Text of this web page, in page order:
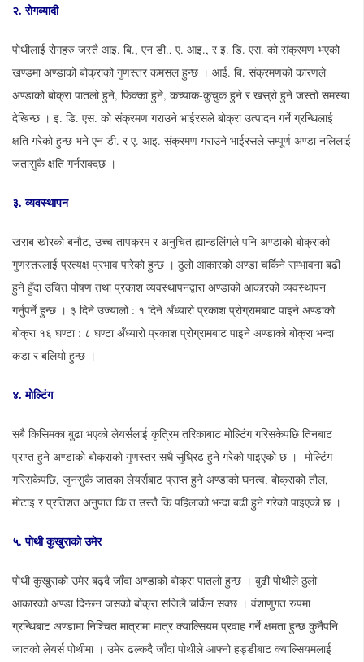
२.रोगव्यादी
पोथीलाई रोगहरु जस्तै आइ. बि., एन डी., ए. आइ., र इ. डि. एस. को संक्रमण भएको
खण्डमा अण्डाको बोक्राको गुणस्तर कमसल हुन्छ । आई. बि. संक्रमणको कारणले
अण्डाको बोक्रा पातलो हुने, फिक्का हुने, कच्याक-कुचुक हुने र खस्रो हुने जस्तो समस्या
देखिन्छ । इ. डि. एस. को संक्रमण गराउने भाईरसले बोक्रा उत्पादन गर्ने ग्रन्थिलाई
क्षति गरेको हुन्छ भने एन डी. र ए. आइ. संक्रमण गराउने भाईरसले सम्पूर्ण अण्डा नलिलाई
जतासुकै क्षति गर्नसक्दछ ।
३.व्यवस्थापन
खराब खोरको बनौट, उच्च तापक्रम र अनुचित ह्यान्डलिंगले पनि अण्डाको बोक्राको
गुणस्तरलाई प्रत्यक्ष प्रभाव पारेको हुन्छ । ठुलो आकारको अण्डा चर्किने सम्भावना बढी
हुने हुँदा उचित पोषण तथा प्रकाश व्यवस्थापनद्वारा अण्डाको आकारको व्यवस्थापन
गर्नुपर्ने हुन्छ । ३ दिने उज्यालो : १ दिने अँध्यारो प्रकाश प्रोग्रामबाट पाइने अण्डाको
बोक्रा १६ घण्टा : ८ घण्टा अँध्यारो प्रकाश प्रोग्रामबाट पाइने अण्डाको बोक्रा भन्दा
कडा र बलियो हुन्छ ।
४.मोल्टिंग
सबै किसिमका बुढा भएको लेयर्सलाई कृत्रिम तरिकाबाट मोल्टिंग गरिसकेपछि तिनबाट
प्राप्त हुने अण्डाको बोक्राको गुणस्तर सधै सुध्रिढ हुने गरेको पाइएको छ । मोल्टिंग
गरिसकेपछि, जुनसुकै जातका लेयर्सबाट प्राप्त हुने अण्डाको घनत्व, बोक्राको तौल,
मोटाइ र प्रतिशत अनुपात कि त उस्तै कि पहिलाको भन्दा बढी हुने गरेको पाइएको छ ।
५.पोथीकुखुराकोउमेर
पोथी कुखुराको उमेर बढ्दै जाँदा अण्डाको बोक्रा पातलो हुन्छ । बुढी पोथीले ठुलो
आकारको अण्डा दिन्छन जसको बोक्रा सजिलै चर्किन सक्छ । वंशाणुगत रुपमा
ग्रन्थिबाट अण्डामा निश्चित मात्रामा मात्र क्याल्सियम प्रवाह गर्ने क्षमता हुन्छ कुनैपनि
जातको लेयर्स पोथीमा । उमेर ढल्कदै जाँदा पोथीले आफ्नो हड्डीबाट क्याल्सियमलाई